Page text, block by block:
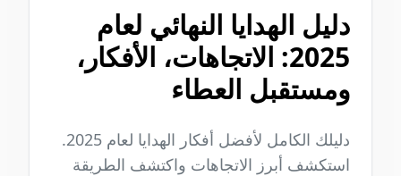
دليل الهدايا النهائي لعام
2025: الاتجاهات، الأفكار،
ومستقبل العطاء
دليلك الكامل لأفضل أفكار الهدايا لعام 2025.
استكشف أبرز الاتجاهات واكتشف الطريقة